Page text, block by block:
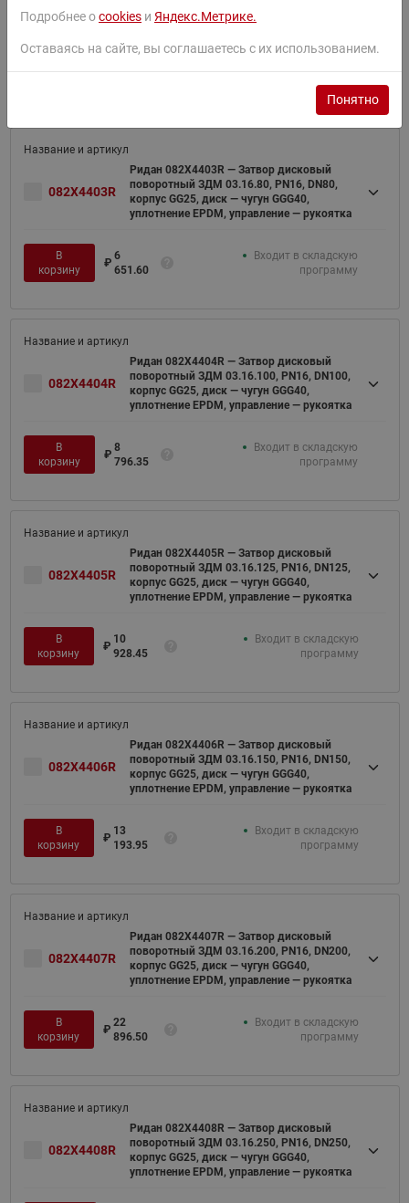
уплотнение EPDM, управление — рукоятка
₽
082X4403R
Ридан 082X4403R — Затвор дисковый
поворотный ЗДМ 03.16.80, PN16, DN80,
корпус GG25, диск — чугун GGG40,
уплотнение EPDM, управление — рукоятка
В
корзину
₽
6
651.60
Входит в складскую
программу
082X4404R
Ридан 082X4404R — Затвор дисковый
поворотный ЗДМ 03.16.100, PN16, DN100,
корпус GG25, диск — чугун GGG40,
уплотнение EPDM, управление — рукоятка
В
корзину
₽
8
796.35
Входит в складскую
программу
082X4405R
Ридан 082X4405R — Затвор дисковый
поворотный ЗДМ 03.16.125, PN16, DN125,
корпус GG25, диск — чугун GGG40,
уплотнение EPDM, управление — рукоятка
В
корзину
₽
10
928.45
Входит в складскую
программу
082X4406R
Ридан 082X4406R — Затвор дисковый
поворотный ЗДМ 03.16.150, PN16, DN150,
корпус GG25, диск — чугун GGG40,
уплотнение EPDM, управление — рукоятка
В
корзину
₽
13
193.95
Входит в складскую
программу
082X4407R
Ридан 082X4407R — Затвор дисковый
поворотный ЗДМ 03.16.200, PN16, DN200,
корпус GG25, диск — чугун GGG40,
уплотнение EPDM, управление — рукоятка
В
корзину
₽
22
896.50
Входит в складскую
программу
082X4408R
Ридан 082X4408R — Затвор дисковый
поворотный ЗДМ 03.16.250, PN16, DN250,
корпус GG25, диск — чугун GGG40,
уплотнение EPDM, управление — рукоятка
Подробнее оcookies и Яндекс.Метрике.
Оставаясь на сайте, вы соглашаетесь с их использованием.
Понятно